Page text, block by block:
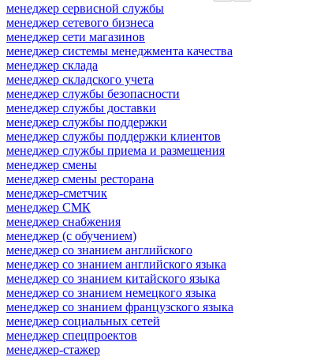
менеджер сервисной службы
менеджер сетевого бизнеса
менеджер сети магазинов
менеджер системы менеджмента качества
менеджер склада
менеджер складского учета
менеджер службы безопасности
менеджер службы доставки
менеджер службы поддержки
менеджер службы поддержки клиентов
менеджер службы приема и размещения
менеджер смены
менеджер смены ресторана
менеджер-сметчик
менеджер СМК
менеджер снабжения
менеджер (с обучением)
менеджер со знанием английского
менеджер со знанием английского языка
менеджер со знанием китайского языка
менеджер со знанием немецкого языка
менеджер со знанием французского языка
менеджер социальных сетей
менеджер спецпроектов
менеджер-стажер